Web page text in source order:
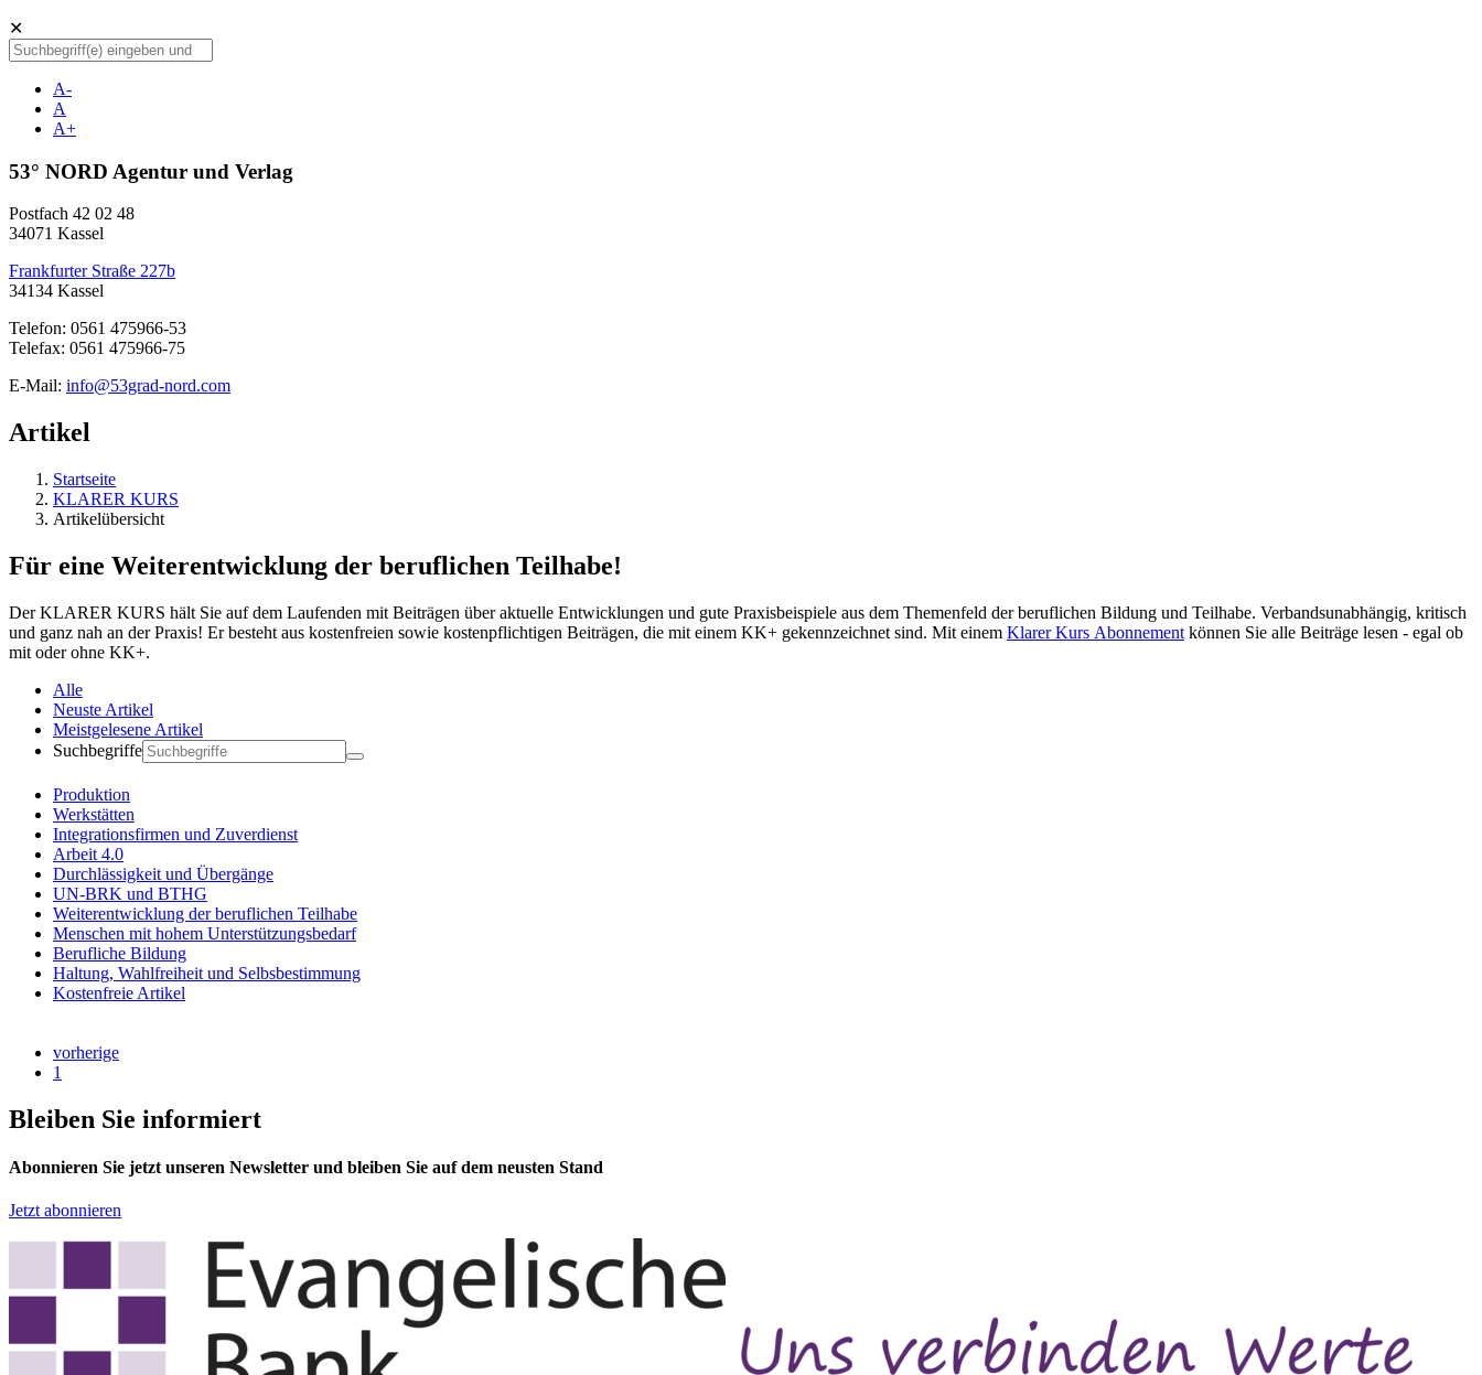
✕
A-
A
A+
53° NORD Agentur und Verlag
Postfach 42 02 48
34071 Kassel
Frankfurter Straße 227b
34134 Kassel
Telefon: 0561 475966-53
Telefax: 0561 475966-75
E-Mail: info@53grad-nord.com
Artikel
Startseite
KLARER KURS
Artikelübersicht
Für eine Weiterentwicklung der beruflichen Teilhabe!
Der KLARER KURS hält Sie auf dem Laufenden mit Beiträgen über aktuelle Entwicklungen und gute Praxisbeispiele aus dem Themenfeld der beruflichen Bildung und Teilhabe. Verbandsunabhängig, kritisch
und ganz nah an der Praxis! Er besteht aus kostenfreien sowie kostenpflichtigen Beiträgen, die mit einem KK+ gekennzeichnet sind. Mit einem Klarer Kurs Abonnement können Sie alle Beiträge lesen - egal ob
mit oder ohne KK+.
Alle
Neuste Artikel
Meistgelesene Artikel
Suchbegriffe
Produktion
Werkstätten
Integrationsfirmen und Zuverdienst
Arbeit 4.0
Durchlässigkeit und Übergänge
UN-BRK und BTHG
Weiterentwicklung der beruflichen Teilhabe
Menschen mit hohem Unterstützungsbedarf
Berufliche Bildung
Haltung, Wahlfreiheit und Selbsbestimmung
Kostenfreie Artikel
vorherige
1
Bleiben Sie informiert
Abonnieren Sie jetzt unseren Newsletter und bleiben Sie auf dem neusten Stand
Jetzt abonnieren